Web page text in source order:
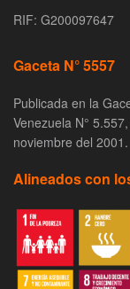
RIF: G200097647
Gaceta N° 5557
Publicada en la
Venezuela N°
noviembre del 2001.
Alineados con